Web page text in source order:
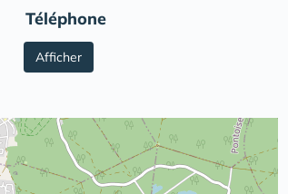
Téléphone
Afficher